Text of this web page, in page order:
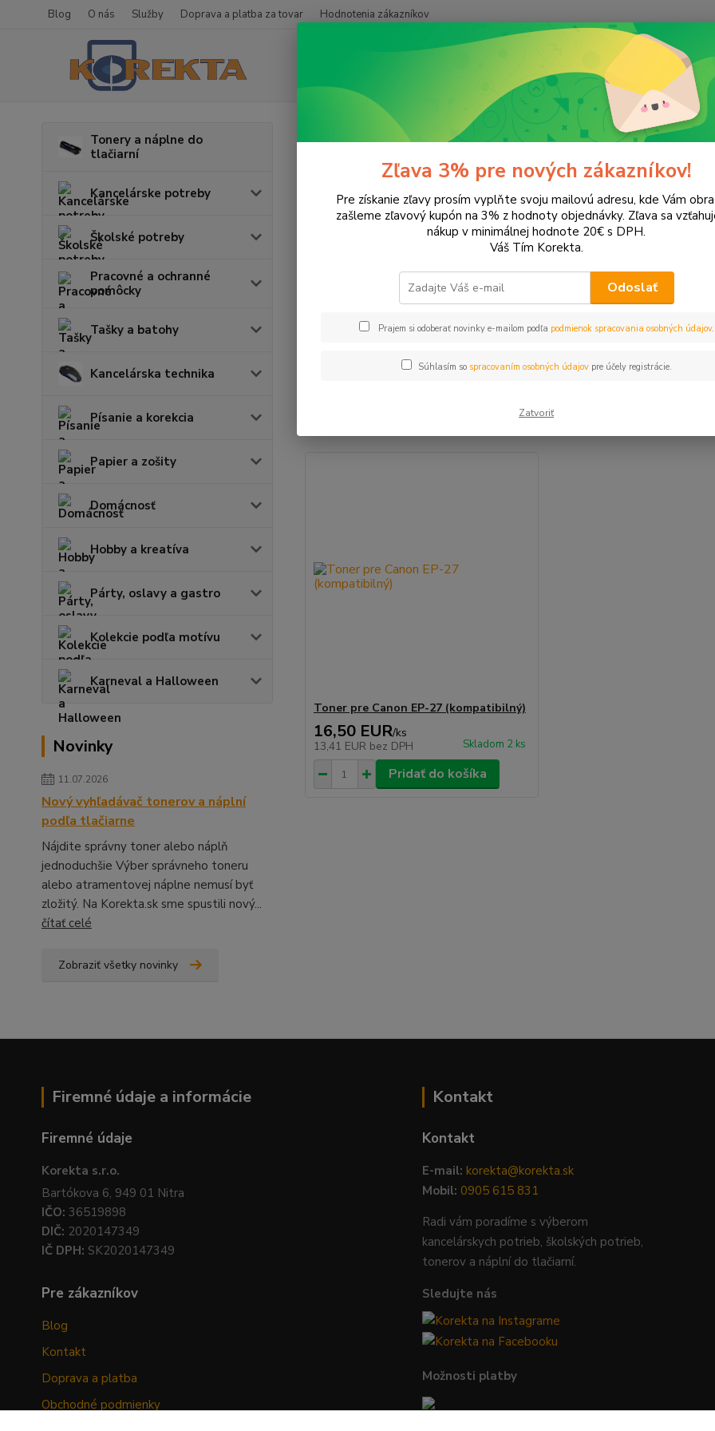
Blog O nás Služby Doprava a platba za tovar Hodnotenia zákazníkov
Tonery a náplne do
tlačiarní
Kancelárske potreby
Školské potreby
Pracovné a ochranné
pomôcky
Tašky a batohy
Kancelárska technika
Písanie a korekcia
Papier a zošity
Domácnosť
Hobby a kreatíva
Párty, oslavy a gastro
Kolekcie podľa motívu
Karneval a Halloween
Novinky
11.07.2026
Nový vyhľadávač tonerov a náplní
podľa tlačiarne
Nájdite správny toner alebo náplň
jednoduchšie Výber správneho toneru
alebo atramentovej náplne nemusí byť
zložitý. Na Korekta.sk sme spustili nový...
čítať celé
Zobraziť všetky novinky
Tonery a náplne do tlačiarní Canon LaserBase MF5770
LaserBase MF5770
Upresniť parametre
EUR Od
Toner pre Canon EP-27 (kompatibilný)
16,50 EUR/ks
13,41 EUR bez DPH Skladom 2 ks
Pridať do košíka
Firemné údaje a informácie
Firemné údaje
Korekta s.r.o.
Bartókova 6, 949 01 Nitra
IČO: 36519898
DIČ: 2020147349
IČ DPH: SK2020147349
Pre zákazníkov
Blog
Kontakt
Doprava a platba
Obchodné podmienky
Kontakt
Kontakt
E-mail: korekta@korekta.sk
Mobil: 0905 615 831
Radi vám poradíme s výberom
kancelárskych potrieb, školských potrieb,
tonerov a náplní do tlačiarní.
Sledujte nás
Možnosti platby
Zľava 3% pre nových zákazníkov!
Pre získanie zľavy prosím vyplňte svoju mailovú adresu, kde Vám
zašleme zľavový kupón na 3% z hodnoty objednávky. Zľava sa
nákup v minimálnej hodnote 20€ s DPH.
Váš Tím Korekta.
Odoslať
Prajem si odoberať novinky e-mailom podľa podmienok spracovania osobných údajov.
Súhlasím so spracovaním osobných údajovpre účely registrácie.
Zatvoriť